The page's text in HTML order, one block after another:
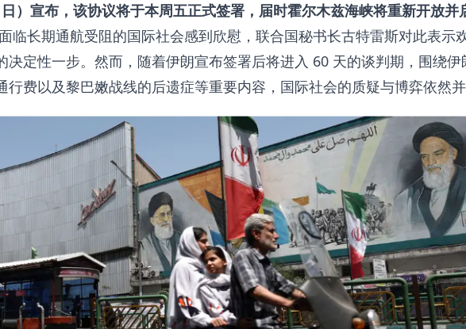
）宣布，该协议将于本周五正式签署，届时霍尔木兹海峡将重新开放并
临长期通航受阻的国际社会感到欣慰，联合国秘书长古特雷斯对此表示
决定性一步。然而，随着伊朗宣布签署后将进入 60 天的谈判期，围绕伊
行费以及黎巴嫩战线的后遗症等重要内容，国际社会的质疑与博弈依然